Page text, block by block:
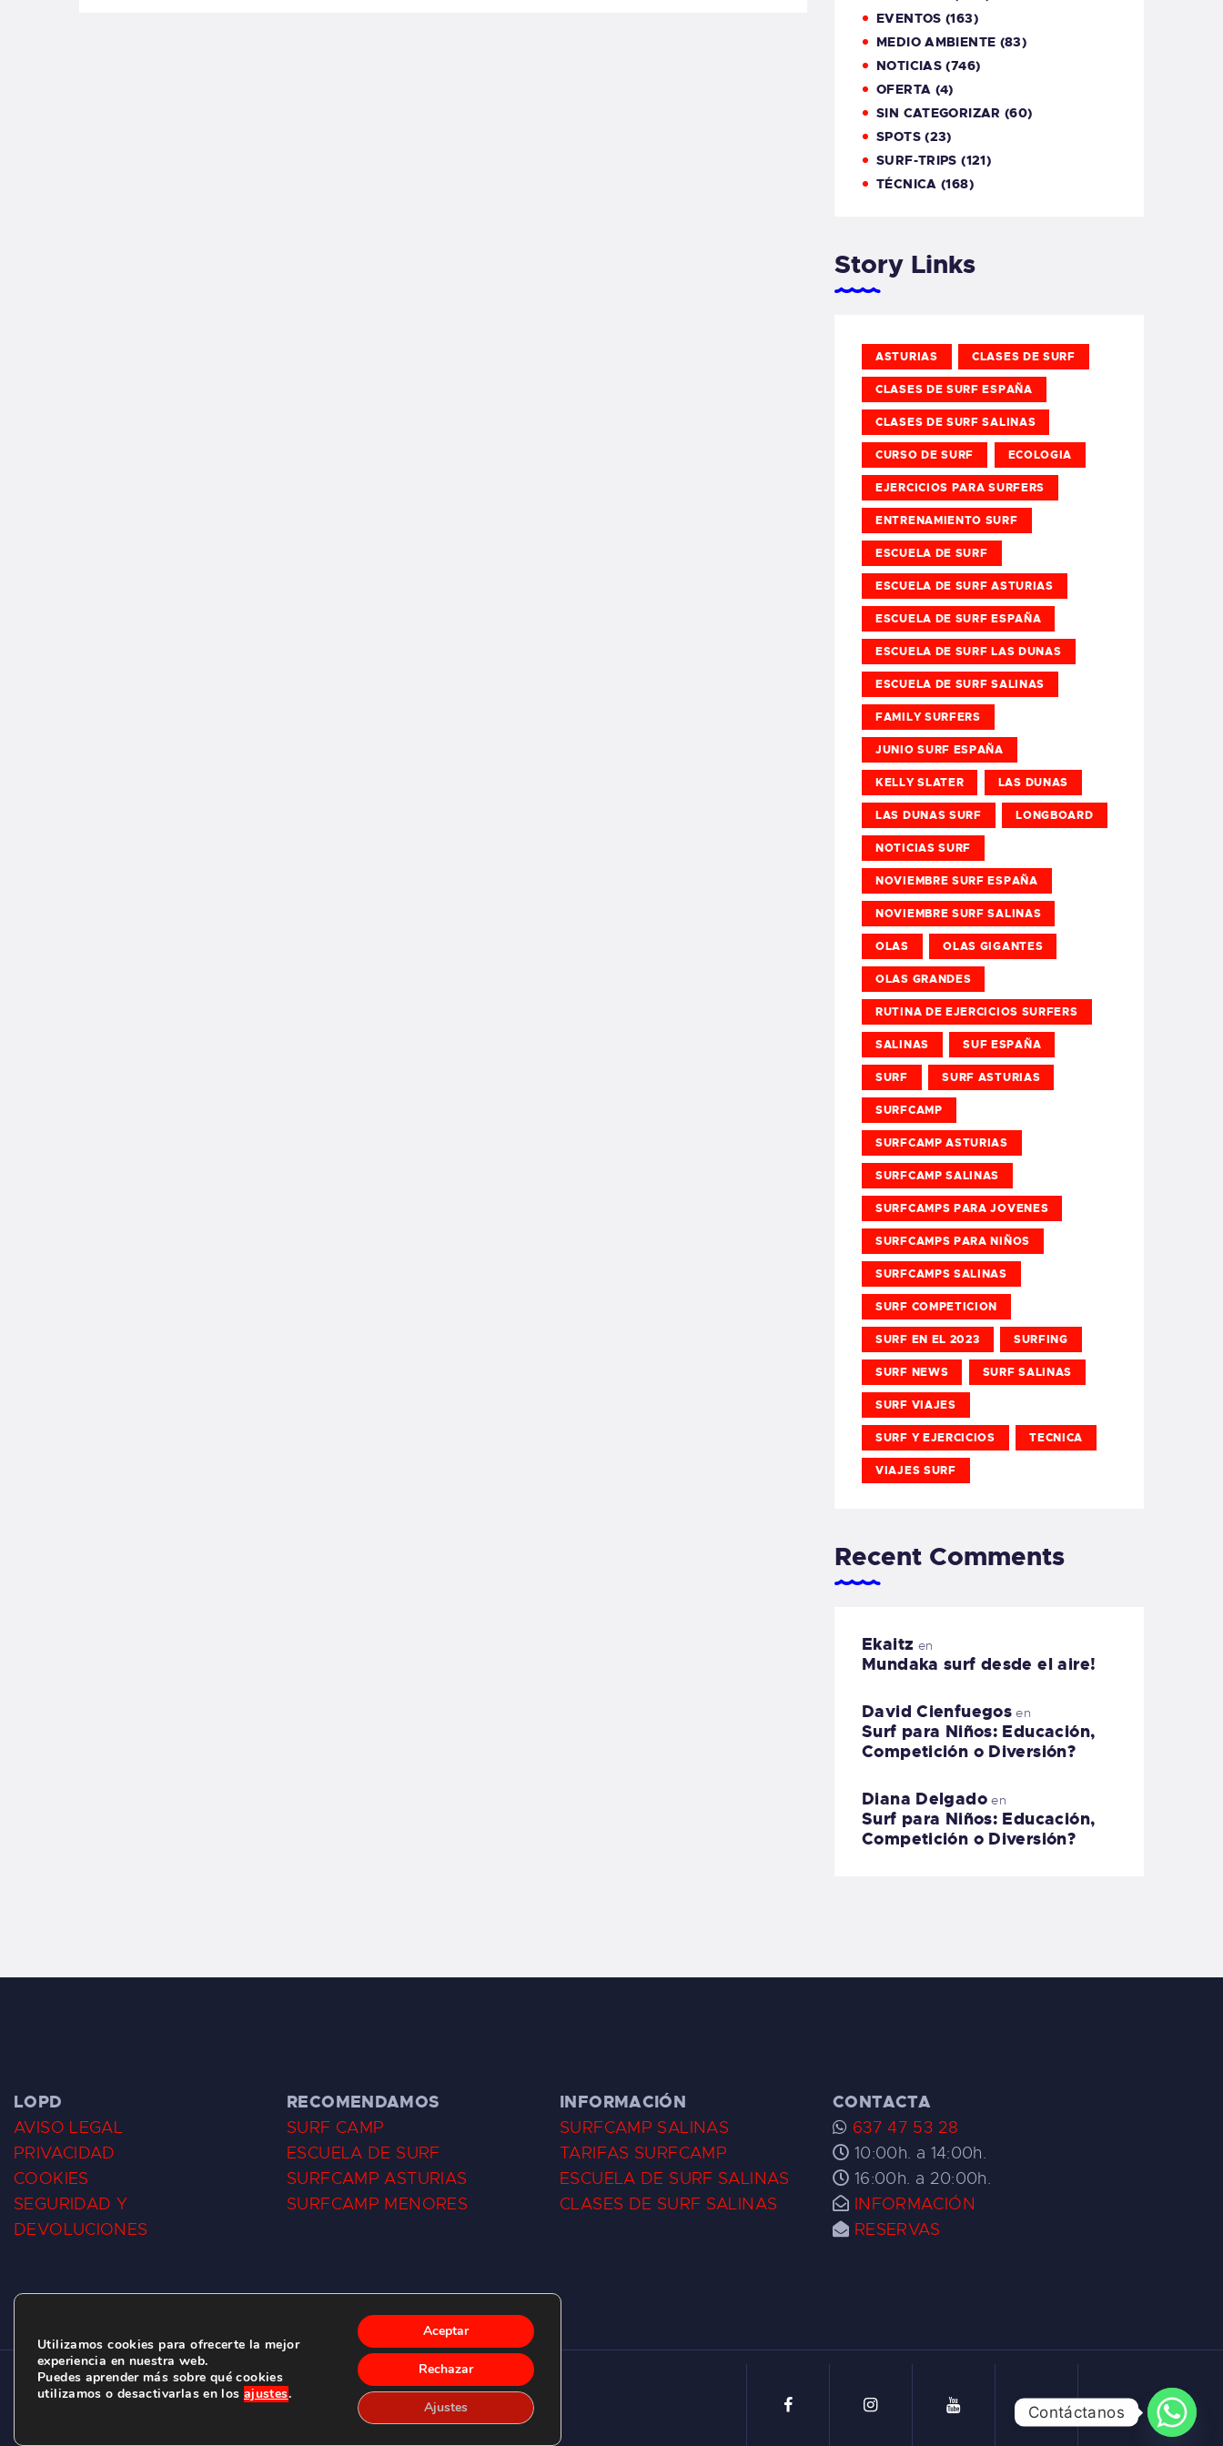
EVENTOS (163)
MEDIO AMBIENTE (83)
NOTICIAS (746)
OFERTA (4)
SIN CATEGORIZAR (60)
SPOTS(23)
SURF-TRIPS (121)
TÉCNICA (168)
Story Links
ASTURIAS CLASES DE SURF
CLASES DE SURF ESPAÑA
CLASES DE SURF SALINAS
CURSO DE SURF ECOLOGIA
EJERCICIOS PARA SURFERS
ENTRENAMIENTO SURF
ESCUELA DE SURF
ESCUELA DE SURF ASTURIAS
ESCUELA DE SURF ESPAÑA
ESCUELA DE SURF LAS DUNAS
ESCUELA DE SURF SALINAS
FAMILY SURFERS
JUNIO SURF ESPAÑA
KELLY SLATER LAS DUNAS
LAS DUNAS SURF LONGBOARD
NOTICIAS SURF
NOVIEMBRE SURF ESPAÑA
NOVIEMBRE SURF SALINAS
OLAS OLAS GIGANTES
OLAS GRANDES
RUTINA DE EJERCICIOS SURFERS
SALINAS SUF ESPAÑA
SURF SURF ASTURIAS
SURFCAMP
SURFCAMP ASTURIAS
SURFCAMP SALINAS
SURFCAMPS PARA JOVENES
SURFCAMPS PARA NIÑOS
SURFCAMPS SALINAS
SURF COMPETICION
SURF EN EL 2023 SURFING
SURF NEWS SURF SALINAS
SURF VIAJES
SURF Y EJERCICIOS TECNICA
VIAJES SURF
Recent Comments
Ekaitz en
Mundaka surf desde el aire!
David Cienfuegos en
Surf para Niños: Educación,
Competición o Diversión?
Diana Delgadoen
Surf para Niños: Educación,
Competición o Diversión?
LOPD
AVISO LEGAL
PRIVACIDAD
COOKIES
SEGURIDAD Y
DEVOLUCIONES
RECOMENDAMOS
SURF CAMP
ESCUELA DE SURF
SURFCAMP ASTURIAS
SURFCAMP MENORES
INFORMACIÓN
SURFCAMP SALINAS
TARIFAS SURFCAMP
ESCUELA DE SURF SALINAS
CLASES DE SURF SALINAS
CONTACTA
637 47 53 28
10:00h. a 14:00h.
16:00h. a 20:00h.
INFORMACIÓN
RESERVAS
CLUB DE SURF LAS DUNAS ©2026.
C/ BERNARDO ÁLVAREZ GALAN 1, SALINAS (ASTURIAS)
Utilizamos cookies para ofrecerte la mejor
experiencia en nuestra web.
Puedes aprender más sobre qué cookies
utilizamos o desactivarlas en los ajustes.
Aceptar
Rechazar
Ajustes Contáctanos